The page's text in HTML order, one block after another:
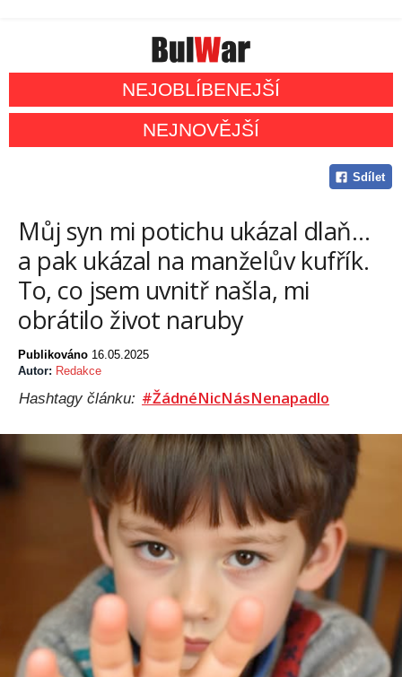
NEJOBLÍBENEJŠÍ
NEJNOVĚJŠÍ
Sdílet
Můj syn mi potichu ukázal dlaň…
a pak ukázal na manželův kufřík.
To, co jsem uvnitř našla, mi
obrátilo život naruby
Publikováno 16.05.2025
Autor: Redakce
Hashtagy článku: #ŽádnéNicNásNenapadlo